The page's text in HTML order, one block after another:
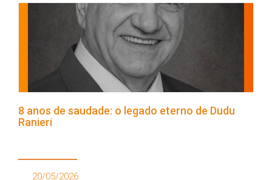
8 anos de saudade: o legado eterno de Dudu
Ranieri
20/05/2026